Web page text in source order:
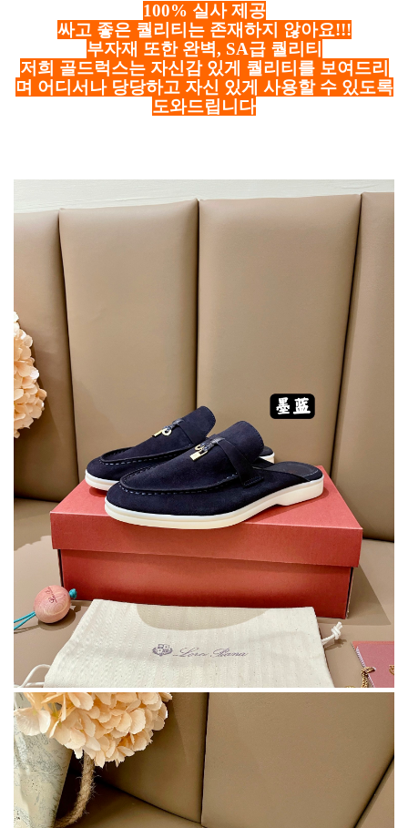
100% 실사 제공
싸고 좋은 퀄리티는 존재하지 않아요!!!
부자재 또한 완벽, SA급 퀄리티
저희 골드럭스는 자신감 있게 퀄리티를 보여드리
며 어디서나 당당하고 자신 있게 사용할 수 있도록
도와드립니다